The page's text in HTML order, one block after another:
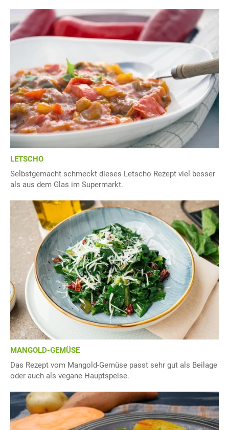
LETSCHO
Selbstgemacht schmeckt dieses Letscho Rezept viel besser
als aus dem Glas im Supermarkt.
MANGOLD-GEMÜSE
Das Rezept vom Mangold-Gemüse passt sehr gut als Beilage
oder auch als vegane Hauptspeise.